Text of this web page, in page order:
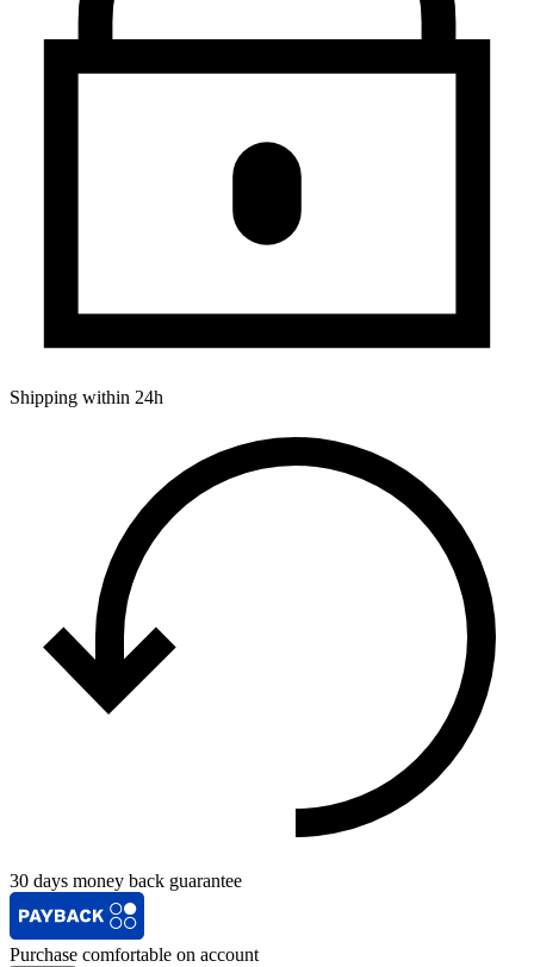
Shipping within 24h
30 days money back guarantee
Purchase comfortable on account